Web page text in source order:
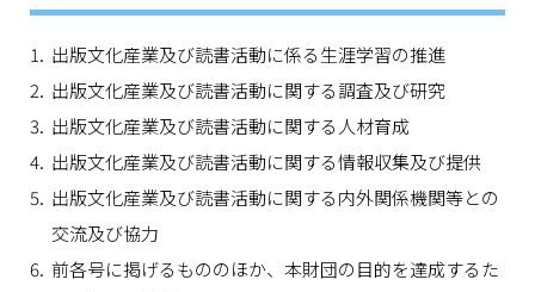
出版文化産業及び読書活動に係る生涯学習の推進
出版文化産業及び読書活動に関する調査及び研究
出版文化産業及び読書活動に関する人材育成
出版文化産業及び読書活動に関する情報収集及び提供
出版文化産業及び読書活動に関する内外関係機関等との
交流及び協力
前各号に掲げるもののほか、本財団の目的を達成するた